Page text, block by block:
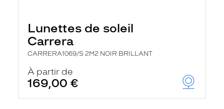
Lunettes de soleil
Carrera
CARRERA1069/S 2M2 NOIR BRILLANT
À partir de
169,00 €